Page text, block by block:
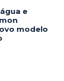
e
modelo